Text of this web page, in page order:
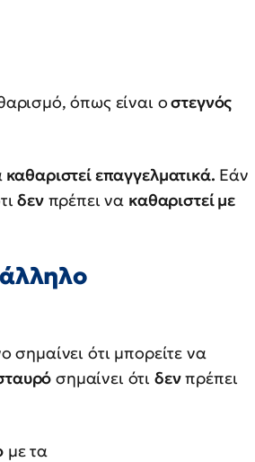
όπως είναι οστεγνός
καθαριστεί επαγγελματικά. Εάν
δενπρέπει να καθαριστεί με
σημαίνει ότι μπορείτε να
σημαίνει ότι δενπρέπει
με τα